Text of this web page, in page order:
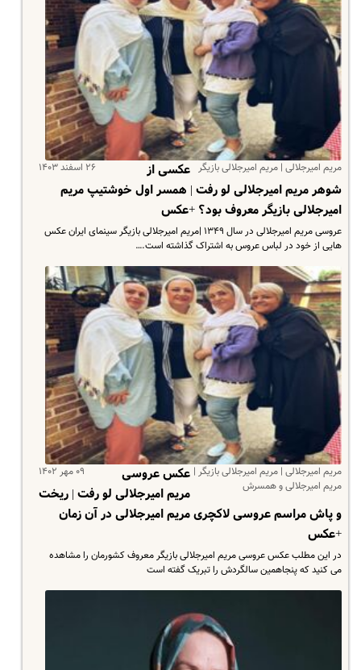
مریم امیرجلالی | مریم امیرجلالی بازیگر ۲۶ اسفند ۱۴۰۳
عکسی از
شوهر مریم امیرجلالی لو رفت | همسر اول خوشتیپ مریم
امیرجلالی بازیگر معروف بود؟ +عکس
عروسی مریم امیرجلالی در سال ۱۳۴۹ |مریم امیرجلالی بازیگر سینمای ایران عکس
هایی از خود در لباس عروس به اشتراک گذاشته است.…
مریم امیرجلالی | مریم امیرجلالی بازیگر |
مریم امیرجلالی و همسرش
۰۹ مهر ۱۴۰۲
عکس عروسی
مریم امیرجلالی لو رفت | ریخت
و پاش مراسم عروسی لاکچری مریم امیرجلالی در آن زمان
+عکس
در این مطلب عکس عروسی مریم امیرجلالی بازیگر معروف کشورمان را مشاهده
می کنید که پنجاهمین سالگردش را تبریک گفته است